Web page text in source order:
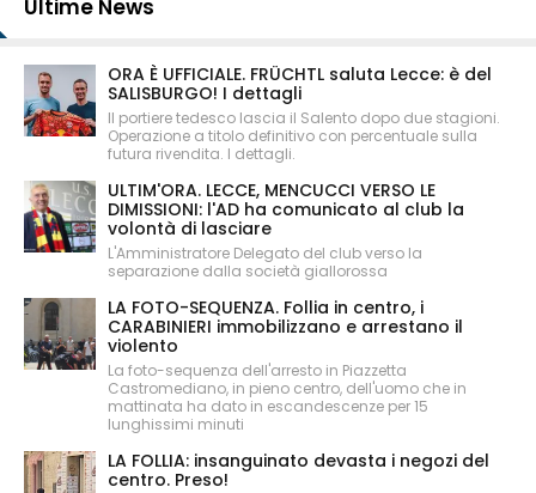
Ultime News
ORA È UFFICIALE. FRÜCHTL saluta Lecce: è del
SALISBURGO! I dettagli
Il portiere tedesco lascia il Salento dopo due stagioni.
Operazione a titolo definitivo con percentuale sulla
futura rivendita. I dettagli.
ULTIM'ORA. LECCE, MENCUCCI VERSO LE
DIMISSIONI: l'AD ha comunicato al club la
volontà di lasciare
L'Amministratore Delegato del club verso la
separazione dalla società giallorossa
LA FOTO-SEQUENZA. Follia in centro, i
CARABINIERI immobilizzano e arrestano il
violento
La foto-sequenza dell'arresto in Piazzetta
Castromediano, in pieno centro, dell'uomo che in
mattinata ha dato in escandescenze per 15
lunghissimi minuti
LA FOLLIA: insanguinato devasta i negozi del
centro. Preso!